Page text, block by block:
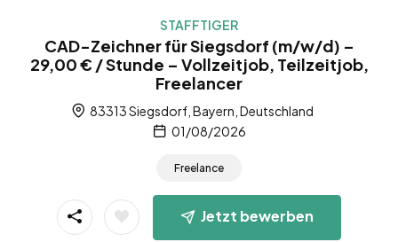
STAFFTIGER
CAD-Zeichner für Siegsdorf (m/w/d) –
29,00 € / Stunde – Vollzeitjob, Teilzeitjob,
Freelancer
83313 Siegsdorf, Bayern, Deutschland
01/08/2026
Freelance
Jetzt bewerben